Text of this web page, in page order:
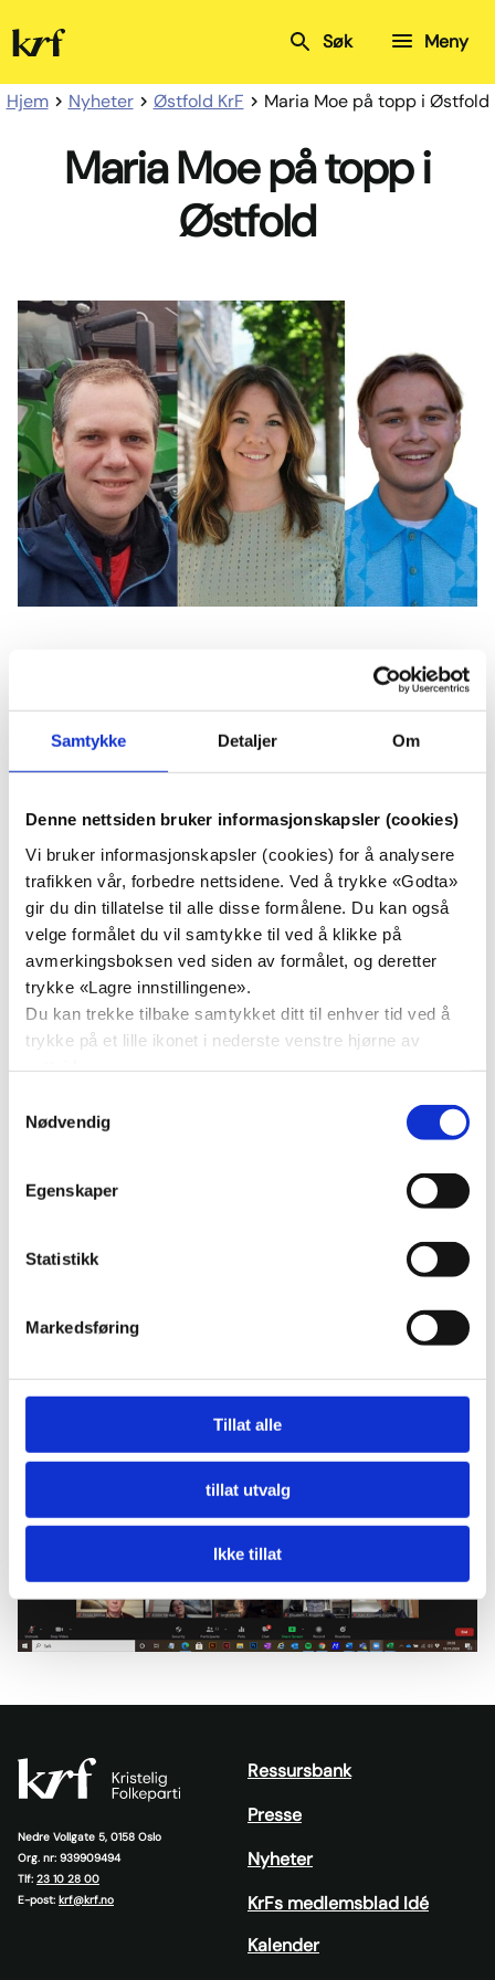
Samtykke Detaljer Om
Denne nettsiden bruker informasjonskapsler (cookies)
Vi bruker informasjonskapsler (cookies) for å analysere
trafikken vår, forbedre nettsidene. Ved å trykke «Godta»
gir du din tillatelse til alle disse formålene. Du kan også
velge formålet du vil samtykke til ved å klikke på
avmerkingsboksen ved siden av formålet, og deretter
trykke «Lagre innstillingene».
Du kan trekke tilbake samtykket ditt til enhver tid ved å
trykke på et lille ikonet i nederste venstre hjørne av
Nødvendig
Egenskaper
Statistikk
Markedsføring
Tillat alle
tillat utvalg
Ikke tillat
Kristelig
Folkeparti Meny
Søk
Hjem Nyheter Østfold KrF Maria Moe på topp i Østfold
Maria Moe på topp i
Østfold
Østfold KrFs nominasjonsmøte har valgt Maria Moe som
listetopp i stortingsvalglisten. Einar Kiserud er valgt til
ung trio som skal skal jobbe for å få KrF inn på Stortinget
for Østfold.
Østfold, og en verdig eldreomsorg. KrF trengs på
Stortinget! sier Maria Moe
Møtet ble avhold 19. november og ble gjennomført
digitalt. Her finner du hele listen:
Maria Moe
Einar Kiserud
Herman Midtsjø
Britt Gulbrandsen
Constance Thuv
Dagfinn Stærk
Kamilla Synnøve Pletten Aasgard
Line Henriette Holten
Nedre Vollgate 5, 0158 Oslo
Org. nr: 939909494
Tlf: 23 10 28 00
E-post: krf@krf.no
Ressursbank
Presse
Nyheter
KrFs medlemsblad Idé
Kalender